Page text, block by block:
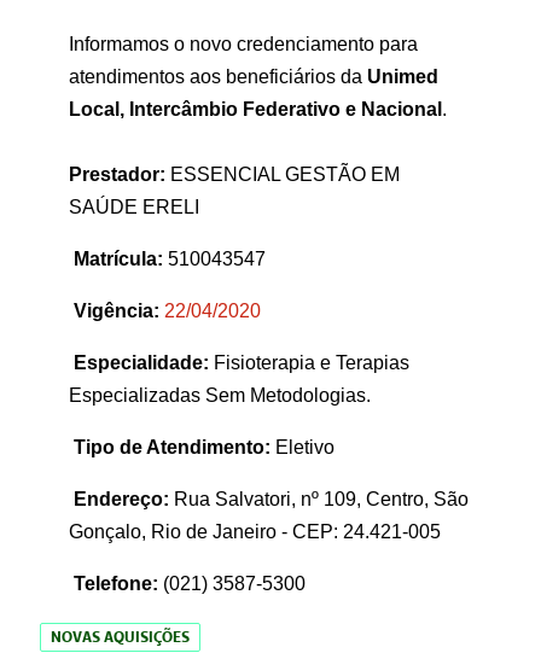
Informamos o novo credenciamento para
atendimentos aos beneficiários da Unimed
Local, Intercâmbio Federativo e Nacional .
Prestador: ESSENCIAL GESTÃO EM
SAÚDE ERELI
Matrícula: 510043547
Vigência: 22/04/2020
Especialidade: Fisioterapia e Terapias
Especializadas Sem Metodologias.
Tipo de Atendimento: Eletivo
Endereço: Rua Salvatori, nº 109, Centro, São
Gonçalo, Rio de Janeiro - CEP: 24.421-005
Telefone: (021) 3587-5300
NOVAS AQUISIÇÕES